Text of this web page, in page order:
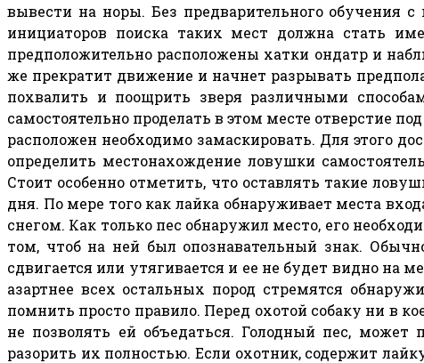
вывести на норы. Без предварительного обучения
инициаторов поиска таких мест должна стать
предположительно расположены хатки ондатр и
же прекратит движение и начнет разрывать
похвалить и поощрить зверя различными
самостоятельно проделать в этом месте отверстие
расположен необходимо замаскировать. Для этого
определить местонахождение ловушки
Стоит особенно отметить, что оставлять такие
дня. По мере того как лайка обнаруживает места
снегом. Как только пес обнаружил место, его
том, чтоб на ней был опознавательный знак.
сдвигается или утягивается и ее не будет видно на
азартнее всех остальных пород стремятся
помнить просто правило. Перед охотой собаку ни в
не позволять ей объедаться. Голодный пес,
разорить их полностью. Если охотник, содержит